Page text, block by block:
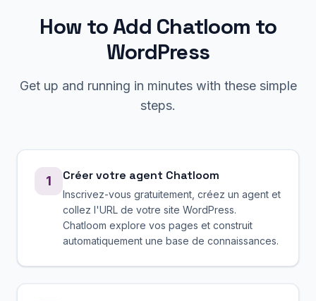
How to Add Chatloom to
WordPress
Get up and running in minutes with these simple
steps.
1 Créer votre agent Chatloom
Inscrivez-vous gratuitement, créez un agent et
collez l'URL de votre site WordPress.
Chatloom explore vos pages et construit
automatiquement une base de connaissances.